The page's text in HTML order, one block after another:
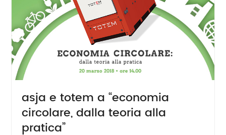
asja e totem a “economia
circolare, dalla teoria alla
pratica”